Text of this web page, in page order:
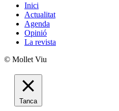
Inici
Actualitat
Agenda
Opinió
La revista
© Mollet Viu
Tanca